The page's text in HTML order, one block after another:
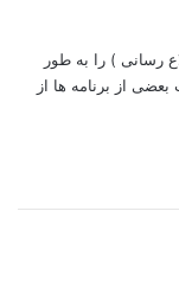
رسانی ) را به طور
از برنامه ها از